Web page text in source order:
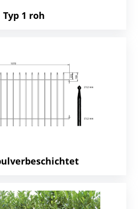
Typ 1 roh